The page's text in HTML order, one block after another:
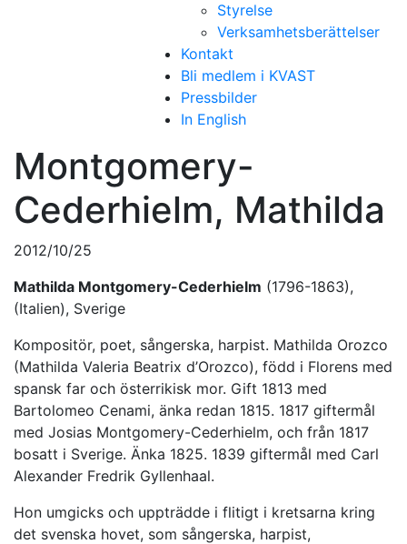
Styrelse
Verksamhetsberättelser
Kontakt
Bli medlem i KVAST
Pressbilder
In English
Montgomery-
Cederhielm, Mathilda
2012/10/25
Mathilda Montgomery-Cederhielm (1796-1863),
(Italien), Sverige
Kompositör, poet, sångerska, harpist. Mathilda Orozco
(Mathilda Valeria Beatrix d’Orozco), född i Florens med
spansk far och österrikisk mor. Gift 1813 med
Bartolomeo Cenami, änka redan 1815. 1817 giftermål
med Josias Montgomery-Cederhielm, och från 1817
bosatt i Sverige. Änka 1825. 1839 giftermål med Carl
Alexander Fredrik Gyllenhaal.
Hon umgicks och uppträdde i flitigt i kretsarna kring
det svenska hovet, som sångerska, harpist,